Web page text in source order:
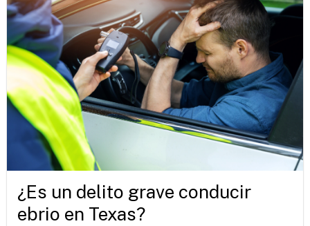
¿Es un delito grave conducir
ebrio en Texas?